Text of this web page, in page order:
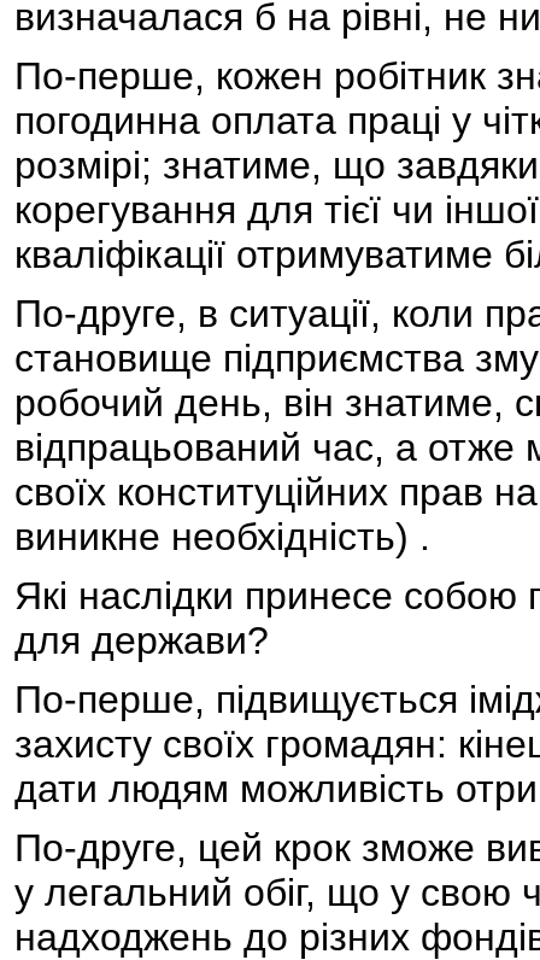
визначалася б на рівні, не
По-перше, кожен робітник
погодинна оплата праці у
розмірі; знатиме, що
корегування для тієї чи
кваліфікації отримуватиме
По-друге, в ситуації, коли
становище підприємства
робочий день, він знатиме,
відпрацьований час, а отже
своїх конституційних прав
виникне необхідність) .
Які наслідки принесе собою
для держави?
По-перше, підвищується
захисту своїх громадян:
дати людям можливість
По-друге, цей крок зможе
у легальний обіг, що у свою
надходжень до різних